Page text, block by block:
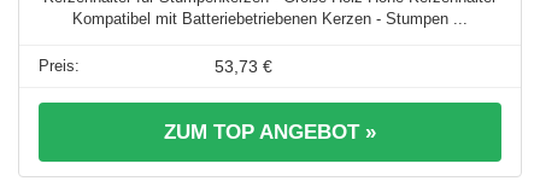
Kompatibel mit Batteriebetriebenen Kerzen - Stumpen ...
53,73 €
ZUM TOP ANGEBOT »